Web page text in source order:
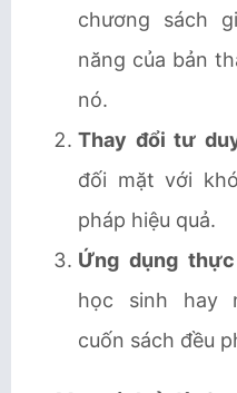
chương sách
năng của bản
nó.
Thay đổi tư
đối mặt với
pháp hiệu quả.
Ứng dụng
học sinh hay
cuốn sách đều